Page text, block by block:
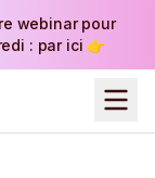
webinar pour
: par ici 👉